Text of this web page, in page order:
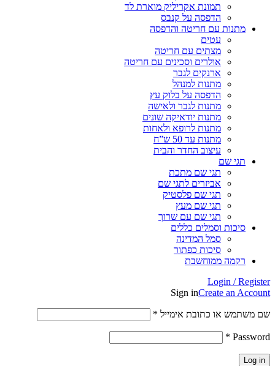
תמונת אקריליק מוארת לד
הדפסה על קנבס
מתנות עם חריטה והדפסה
עטים
מצתים עם חריטה
אולרים וסכינים עם חריטה
ארנקים לגבר
מתנות למנהל
הדפסה על בלוק עץ
מתנות לגבר ולאישה
מתנות יודאיקה שונים
מתנות לרופא ולאחות
מתנות עד 50 ש”ח
עיצוב החדר והבית
תגי שם
תגי שם מתכת
אביזרים לתגי שם
תגי שם פלסטיק
תגי שם מעץ
תגי שם עם שרוך
סיכות וסמלים כללים
סמל המדינה
סיכות כפתור
רקמה ממוחשבת
Login / Register
Sign inCreate an Account
שם משתמש או כתובת אימייל *
Password
*
Log in